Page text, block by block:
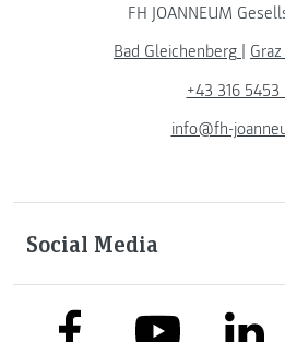
FH JOANNEUM
Bad Gleichenberg
Graz
+43 316 5453
info@fh-
Social Media
link to facebooklink to youtube